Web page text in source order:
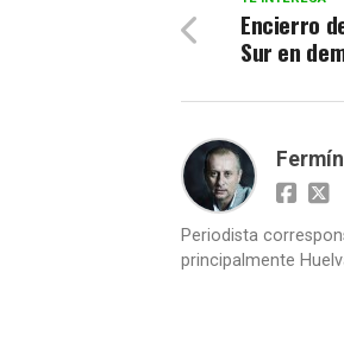
Encierro
Sur en
Periodista
principalmente